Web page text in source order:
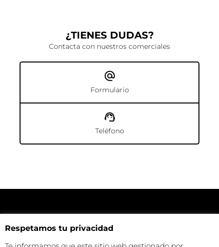
¿TIENES DUDAS?
Contacta con nuestros comerciales
Formulario
Teléfono
NUESTRA UBICACIÓN
Respetamos tu privacidad